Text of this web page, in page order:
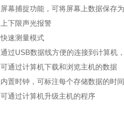
屏幕捕捉功能，可将屏幕上数据保存
上下限声光报警
快速测量模式
通过USB数据线方便的连接到计算机
可通过计算机下载和浏览主机的数据
内置时钟，可标注每个存储数据的时间
可通过计算机升级主机的程序